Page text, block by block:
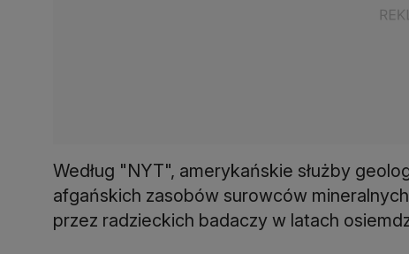
Według "NYT", amerykańskie służby
afgańskich zasobów surowców
przez radzieckich badaczy w latach